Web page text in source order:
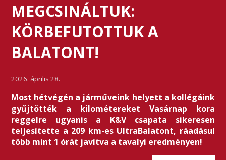
MEGCSINÁLTUK:
KÖRBEFUTOTTUK A
BALATONT!
2026. április 28.
Most hétvégén a járműveink helyett a kollégáink
gyűjtötték a kilométereket Vasárnap kora
reggelre ugyanis a K&V csapata sikeresen
teljesítette a 209 km-es UltraBalatont, ráadásul
több mint 1 órát javítva a tavalyi eredményen!